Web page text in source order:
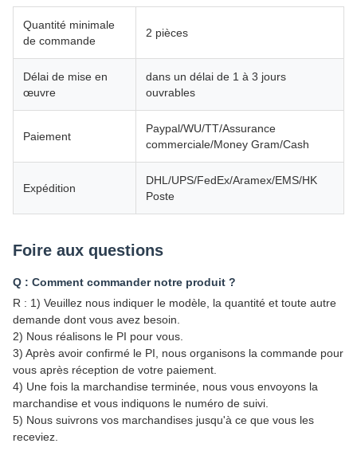
Quantité minimale
de commande
2 pièces
Délai de mise en
œuvre
dans un délai de 1 à 3 jours
ouvrables
Paiement
Paypal/WU/TT/Assurance
commerciale/Money Gram/Cash
Expédition
DHL/UPS/FedEx/Aramex/EMS/HK
Poste
Foire aux questions
Q : Comment commander notre produit ?
R : 1) Veuillez nous indiquer le modèle, la quantité et toute autre
demande dont vous avez besoin.
2) Nous réalisons le PI pour vous.
3) Après avoir confirmé le PI, nous organisons la commande pour
vous après réception de votre paiement.
4) Une fois la marchandise terminée, nous vous envoyons la
marchandise et vous indiquons le numéro de suivi.
5) Nous suivrons vos marchandises jusqu'à ce que vous les
receviez.